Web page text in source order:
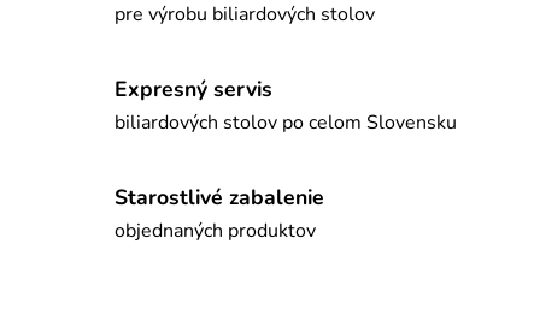
pre výrobu biliardových stolov
Expresný servis
biliardových stolov po celom Slovensku
Starostlivé zabalenie
objednaných produktov